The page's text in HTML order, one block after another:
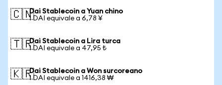
🇨🇳Dai Stablecoin a Yuan chino
1 DAI equivale a 6,78 ¥
🇹🇷Dai Stablecoin a Lira turca
1 DAI equivale a 47,95 ₺
🇰🇷Dai Stablecoin a Won surcoreano
1 DAI equivale a 1416,38 ₩